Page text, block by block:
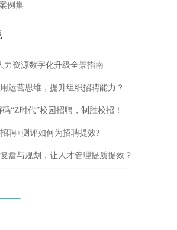
例集
力资源数字化升级全景指南
运营思维，提升组织招聘能力？
“Z时代”校园招聘，制胜校招！
招聘+测评如何为招聘提效?
盘与规划，让人才管理提质提效？